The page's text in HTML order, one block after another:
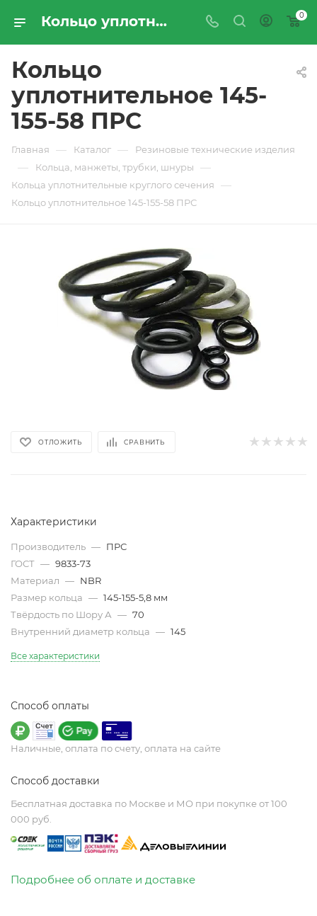
Кольцо уплотнительное 145-155-58 ПРС - купить по цене производителя с доставкой по Москве и России | ПРОМРЕСУРССЕРВИС 0
Кольцо
уплотнительное 145-
155-58 ПРС
Главная — Каталог — Резиновые технические изделия
— Кольца, манжеты, трубки, шнуры —
Кольца уплотнительные круглого сечения —
Кольцо уплотнительное 145-155-58 ПРС
ОТЛОЖИТЬ СРАВНИТЬ
Характеристики
Производитель — ПРС
ГОСТ — 9833-73
Материал — NBR
Размер кольца — 145-155-5,8 мм
Твёрдость по Шору А — 70
Внутренний диаметр кольца — 145
Все характеристики
Способ оплаты
Наличные, оплата по счету, оплата на сайте
Способ доставки
Бесплатная доставка по Москве и МО при покупке от 100
000 руб.
Подробнее об оплате и доставке